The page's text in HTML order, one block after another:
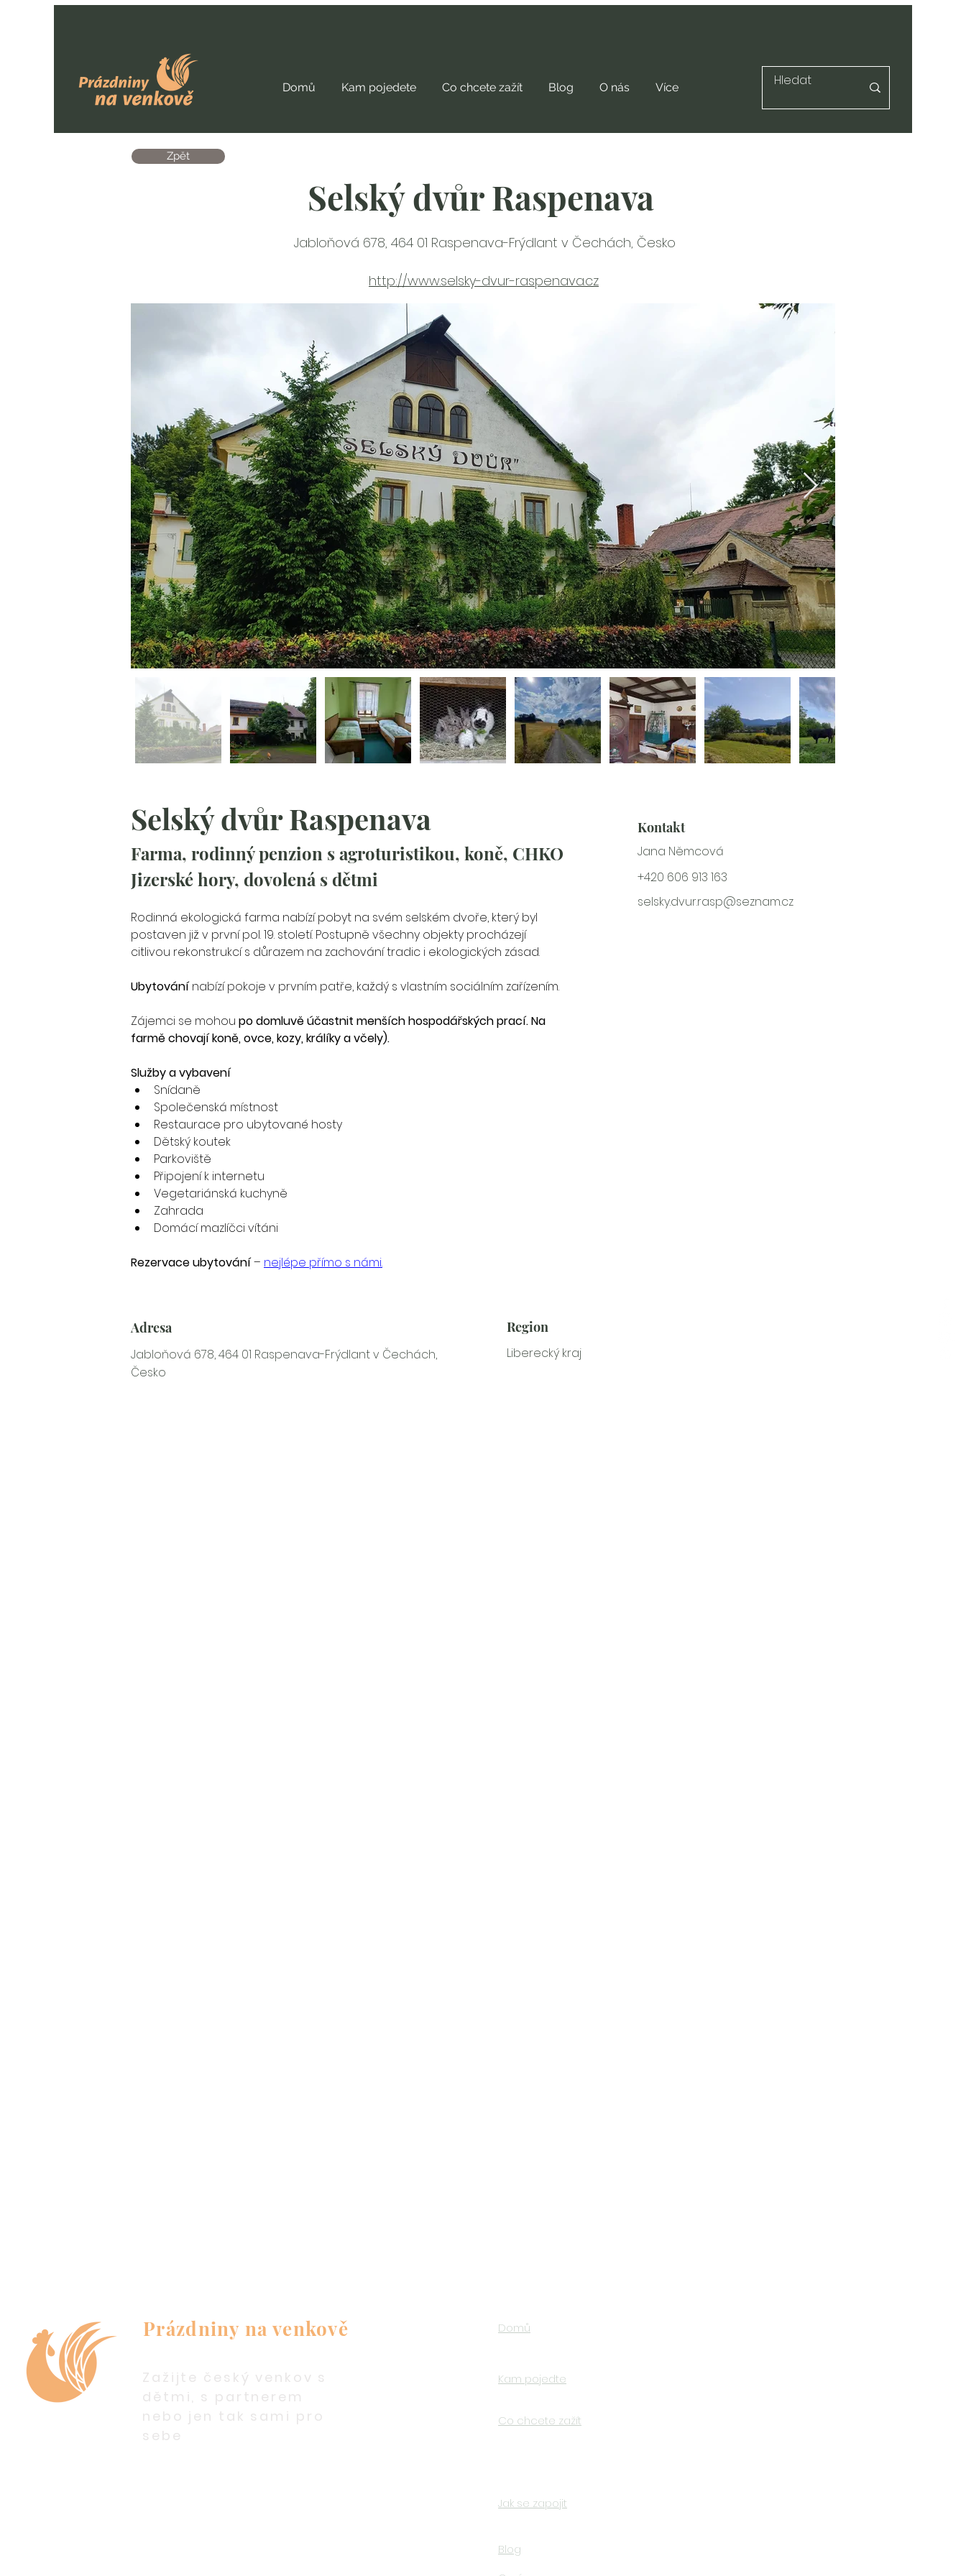
Domů Kam pojedete Co chcete zažít Blog O nás Více
Zpět
Selský dvůr Raspenava
Jabloňová 678, 464 01 Raspenava-Frýdlant v Čechách, Česko
http://www.selsky-dvur-raspenava.cz
Selský dvůr Raspenava
Farma, rodinný penzion s agroturistikou, koně, CHKO
Jizerské hory, dovolená s dětmi
Rodinná ekologická farma nabízí pobyt na svém selském dvoře, který byl
postaven již v první pol. 19. století. Postupně všechny objekty procházejí
citlivou rekonstrukcí s důrazem na zachování tradic i ekologických zásad.
Ubytování nabízí pokoje v prvním patře, každý s vlastním sociálním zařízením.
Zájemci se mohou po domluvě účastnit menších hospodářských prací. Na
farmě chovají koně, ovce, kozy, králíky a včely).
Služby a vybavení
Snídaně
Společenská místnost
Restaurace pro ubytované hosty
Dětský koutek
Parkoviště
Připojení k internetu
Vegetariánská kuchyně
Zahrada
Domácí mazlíčci vítáni
Rezervace ubytování – nejlépe přímo s námi.
Kontakt
Jana Němcová
+420 606 913 163
selsky.dvur.rasp@seznam.cz
Adresa
Jabloňová 678, 464 01 Raspenava-Frýdlant v Čechách,
Česko
Region
Liberecký kraj
Prázdniny na venkově Domů
Zažijte český venkov s
dětmi, s partnerem
nebo jen tak sami pro
sebe
Kam pojedte
Co chcete zažít
Jak se zapojit
Blog